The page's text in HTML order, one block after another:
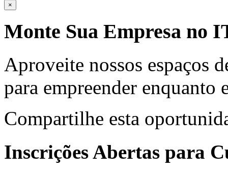
×
Monte Sua Empresa no
Aproveite nossos espaços
para empreender enquanto
Compartilhe esta
Inscrições Abertas para